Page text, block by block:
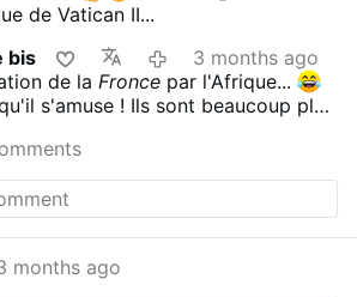
de Vatican II...
bis
3 months ago
de laFronce par l'Afrique...
s'amuse ! Ils sont beaucoup plus
Mais... ici, c'est sans doute pour
son église une jeunesse issue
months ago